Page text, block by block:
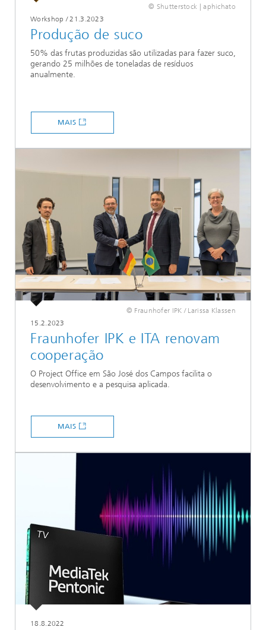
© Shutterstock | aphichato
Workshop /21.3.2023
Produção de suco
50% das frutas produzidas são utilizadas para fazer suco,
gerando 25 milhões de toneladas de resíduos
anualmente.
MAIS
© Fraunhofer IPK / Larissa Klassen
15.2.2023
Fraunhofer IPK e ITA renovam
cooperação
O Project Office em São José dos Campos facilita o
desenvolvimento e a pesquisa aplicada.
MAIS
18.8.2022